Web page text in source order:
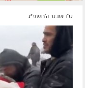
ט"ו שבט ה׳תשפ״ג